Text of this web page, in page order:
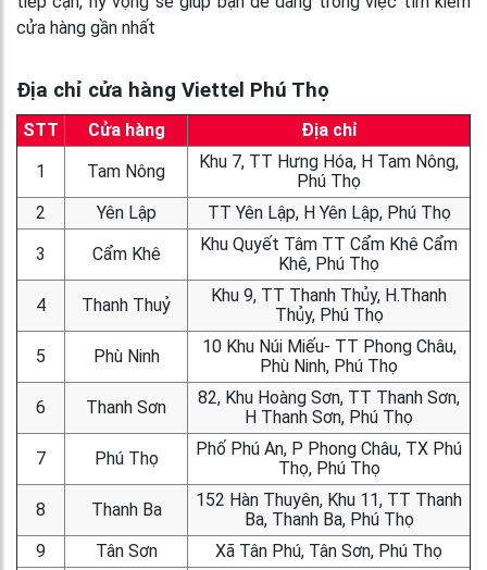
cửa hàng gần nhất
Địa chỉ cửa hàng Viettel Phú Thọ
STT Cửa hàng
Địa chỉ
1
Tam Nông
Khu 7, TT Hưng Hóa, H Tam Nông,
Phú Thọ
2
Yên Lập
TT Yên Lập, H Yên Lập, Phú Thọ
3
Cẩm Khê
Khu Quyết Tâm TT Cẩm Khê Cẩm
Khê, Phú Thọ
4
Thanh Thuỷ
Khu 9, TT Thanh Thủy, H.Thanh
Thủy, Phú Thọ
5
Phù Ninh
10 Khu Núi Miếu- TT Phong Châu,
Phù Ninh, Phú Thọ
6
Thanh Sơn
82, Khu Hoàng Sơn, TT Thanh Sơn,
H Thanh Sơn, Phú Thọ
7
Phú Thọ
Phố Phú An, P Phong Châu, TX Phú
Thọ, Phú Thọ
8
Thanh Ba
152 Hàn Thuyên, Khu 11, TT Thanh
Ba, Thanh Ba, Phú Thọ
9
Tân Sơn
Xã Tân Phú, Tân Sơn, Phú Thọ